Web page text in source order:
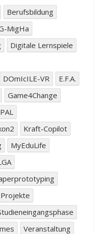
Berufsbildung
MigHa
Digitale Lernspiele
DOmIcILE-VR
E.F.A.
Game4Change
Kraft-Copilot
MyEduLife
Projekte
Veranstaltung